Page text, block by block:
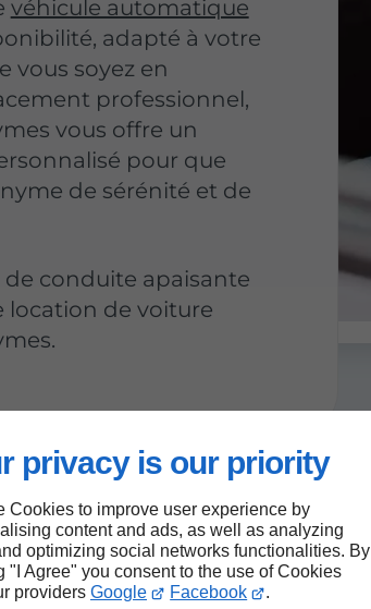
privacy is our priority
Cookies to improve user experience by
content and ads, as well as analyzing
optimizing social networks functionalities. By
"I Agree" you consent to the use of Cookies
providers Google Facebook .
véhicule automatique
adapté à votre
vous soyez en
professionnel,
vous offre un
pour que
de sérénité et de
conduite apaisante
location de voiture